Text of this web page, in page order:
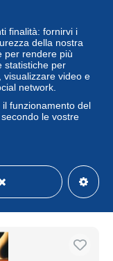
des rois
voie lactée
Residenziale
finalità: fornirvi i
della nostra
per rendere più
statistiche per
visualizzare video e
network.
funzionamento del
le vostre